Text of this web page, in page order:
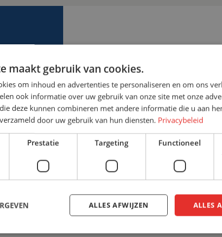
We helpen je graag verder! We
mogelijkheden en kunnen je
zien. Ga voor veiligheid van
+31 (0)161 22 64 72
Bespreek de
maakt gebruik van cookies.
om inhoud en advertenties te personaliseren en om ons
ook informatie over uw gebruik van onze site met onze
deze kunnen combineren met andere informatie die u aan
door uw gebruik van hun diensten. Privacybeleid
Prestatie Targeting Functioneel
ALLES
ALLES AFWIJZEN